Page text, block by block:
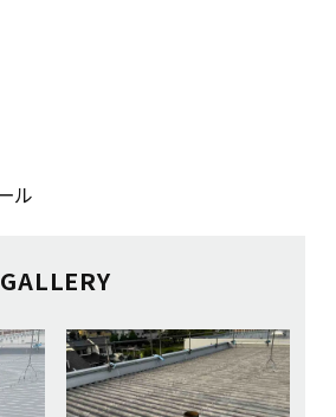
ル
GALLERY